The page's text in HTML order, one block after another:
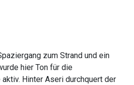
zum Strand und ein
hier Ton für die
Hinter Aseri durchquert der